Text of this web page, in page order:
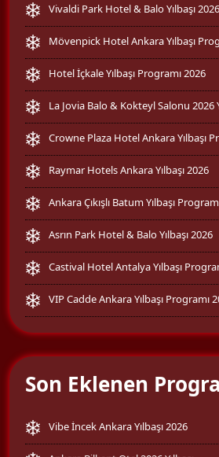
Vivaldi Park Hotel & Balo Yılbaşı 2026
Mövenpick Hotel Ankara Yılbaşı
Hotel İçkale Yılbaşı Programı 2026
La Jovia Balo & Kokteyl Salonu 2026
Crowne Plaza Hotel Ankara Yılbaşı
Raymar Hotels Ankara Yılbaşı 2026
Ankara Çıkışlı Batum Yılbaşı
Asrın Park Hotel & Balo Yılbaşı 2026
Castival Hotel Antalya Yılbaşı
VIP Cadde Ankara Yılbaşı Programı
Son Eklenen
Vibe İncek Ankara Yılbaşı 2026